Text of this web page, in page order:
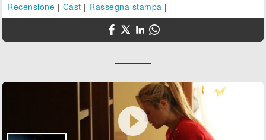
Recensione | Cast | Rassegna stampa |
